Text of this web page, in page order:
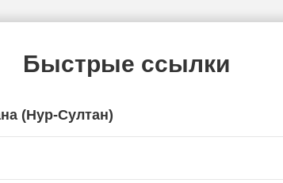
Быстрые ссылки
(Нур-Султан)